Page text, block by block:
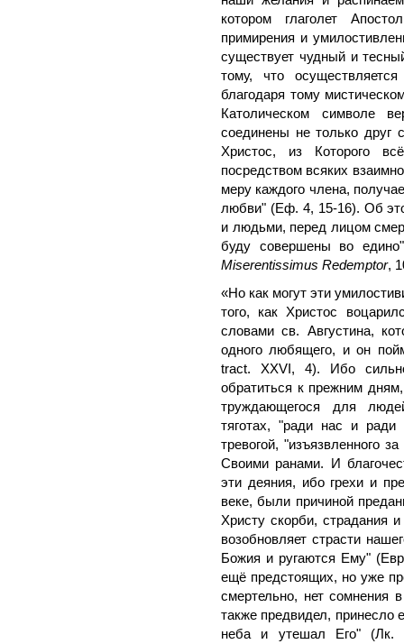
котором глаголет
примирения и
существует чудный и
тому, что
благодаря тому
Католическом символе
соединены не только друг
Христос, из Которого
посредством всяких
меру каждого члена,
любви" (Еф. 4, 15-16). Об
и людьми, перед лицом
буду совершены во
Miserentissimus Redemptor,
«Но как могут эти
того, как Христос
словами св. Августина,
одного любящего, и он
tract. XXVI, 4). Ибо
обратиться к прежним
труждающегося для
тяготах, "ради нас и ради
тревогой, "изъязвленного
Своими ранами. И
эти деяния, ибо грехи и
веке, были причиной
Христу скорби, страдания
возобновляет страсти
Божия и ругаются Ему"
ещё предстоящих, но уже
смертельно, нет сомнения
также предвидел, принесло
неба и утешал Его" (Лк.